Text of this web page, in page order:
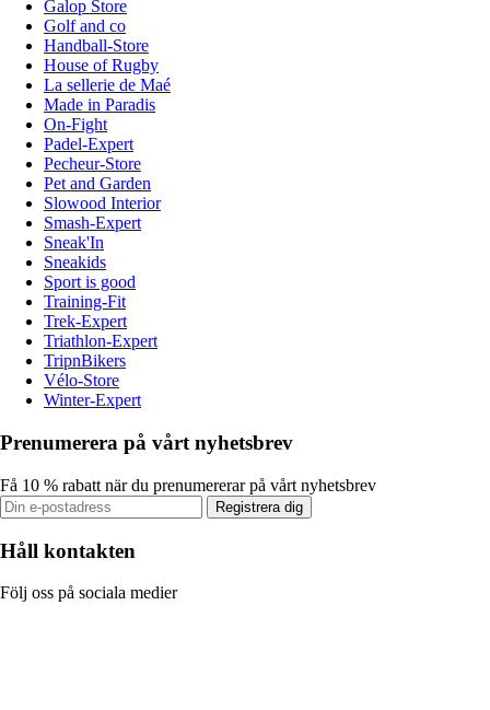
Galop Store
Golf and co
Handball-Store
House of Rugby
La sellerie de Maé
Made in Paradis
On-Fight
Padel-Expert
Pecheur-Store
Pet and Garden
Slowood Interior
Smash-Expert
Sneak'In
Sneakids
Sport is good
Training-Fit
Trek-Expert
Triathlon-Expert
TripnBikers
Vélo-Store
Winter-Expert
Prenumerera på vårt nyhetsbrev
Få 10 % rabatt när du prenumererar på vårt nyhetsbrev
Registrera dig
Håll kontakten
Följ oss på sociala medier